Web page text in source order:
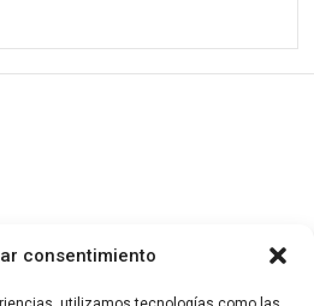
consentimiento